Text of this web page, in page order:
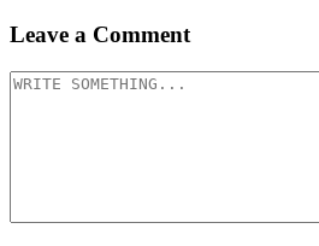
Leave a Comment